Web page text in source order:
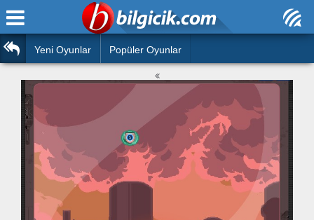
Araba
Barbie
Boyama
Futbol
Angry Birds
Ana Sayfa
Bilmeceler
Bulmacalar
Deyimler
Duvar Yazıları
Hızlı Okuma Testi
Yeni Oyunlar Popüler Oyunlar